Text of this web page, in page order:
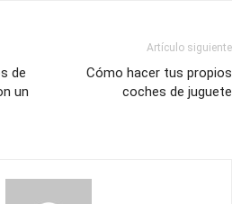
de
un
Artículo siguiente
Cómo hacer tus propios
coches de juguete